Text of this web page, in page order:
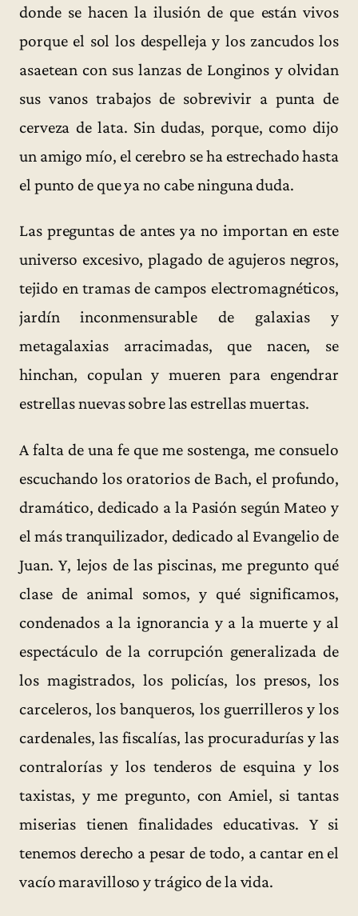
donde se hacen la ilusión de que están vivos
porque el sol los despelleja y los zancudos los
asaetean con sus lanzas de Longinos y olvidan
sus vanos trabajos de sobrevivir a punta de
cerveza de lata. Sin dudas, porque, como dijo
un amigo mío, el cerebro se ha estrechado hasta
el punto de que ya no cabe ninguna duda.
Las preguntas de antes ya no importan en este
universo excesivo, plagado de agujeros negros,
tejido en tramas de campos electromagnéticos,
jardín inconmensurable de galaxias y
metagalaxias arracimadas, que nacen, se
hinchan, copulan y mueren para engendrar
estrellas nuevas sobre las estrellas muertas.
A falta de una fe que me sostenga, me consuelo
escuchando los oratorios de Bach, el profundo,
dramático, dedicado a la Pasión según Mateo y
el más tranquilizador, dedicado al Evangelio de
Juan. Y, lejos de las piscinas, me pregunto qué
clase de animal somos, y qué significamos,
condenados a la ignorancia y a la muerte y al
espectáculo de la corrupción generalizada de
los magistrados, los policías, los presos, los
carceleros, los banqueros, los guerrilleros y los
cardenales, las fiscalías, las procuradurías y las
contralorías y los tenderos de esquina y los
taxistas, y me pregunto, con Amiel, si tantas
miserias tienen finalidades educativas. Y si
tenemos derecho a pesar de todo, a cantar en el
vacío maravilloso y trágico de la vida.